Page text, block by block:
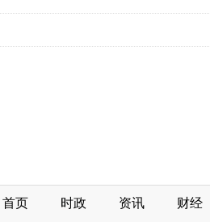
首页 时政 资讯 财经